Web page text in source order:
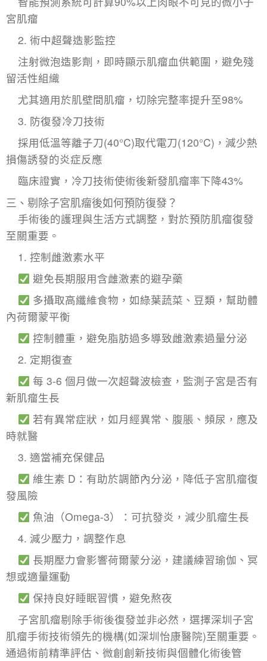
宮肌瘤
2. ​術中超聲造影監控
注射微泡造影劑，即時顯示肌瘤血供範圍，避免殘
留活性組織
尤其適用於肌壁間肌瘤，切除完整率提升至98%
3. ​防復發冷刀技術
採用低溫等離子刀(40°C)取代電刀(120°C)，減少熱
損傷誘發的炎症反應
臨床證實，冷刀技術使術後新發肌瘤率下降43%
三、剔除子宮肌瘤後如何預防復發？
手術後的護理與生活方式調整，對於預防肌瘤復發
至關重要。
1. 控制雌激素水平
避免長期服用含雌激素的避孕藥
多攝取高纖維食物，如綠葉蔬菜、豆類，幫助體
內荷爾蒙平衡
控制體重，避免脂肪過多導致雌激素過量分泌
2. 定期復查
每 3-6 個月做一次超聲波檢查，監測子宮是否有
新肌瘤生長
若有異常症狀，如月經異常、腹脹、頻尿，應及
時就醫
3. 適當補充保健品
維生素 D：有助於調節內分泌，降低子宮肌瘤復
發風險
魚油（Omega-3）：可抗發炎，減少肌瘤生長
4. 減少壓力，調整作息
長期壓力會影響荷爾蒙分泌，建議練習瑜伽、冥
想或適量運動
保持良好睡眠習慣，避免熬夜
子宮肌瘤剔除手術後復發並非必然，選擇深圳子宮
肌瘤手術技術領先的機構(如深圳怡康醫院)至關重要。
通過術前精準評估、微創創新技術與個體化術後管